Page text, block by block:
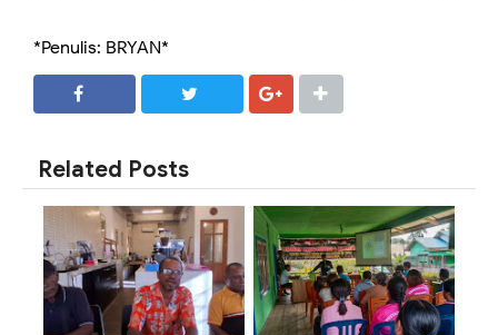
*Penulis: BRYAN*
Related Posts